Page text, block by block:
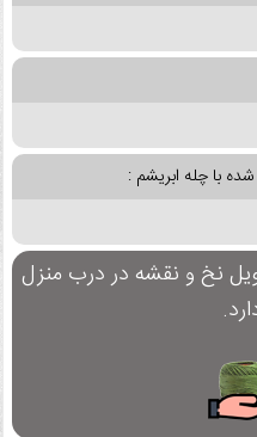
با چله ابریشم :
نخ و نقشه در درب منزل